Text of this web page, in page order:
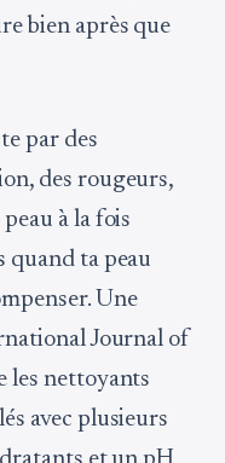
bien après que
par des
des rougeurs,
à la fois
quand ta peau
Une
Journal of
les nettoyants
avec plusieurs